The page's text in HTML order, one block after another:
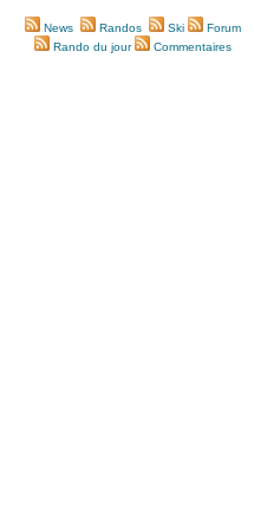
News Randos Ski
Forum
Rando du jour
Commentaires